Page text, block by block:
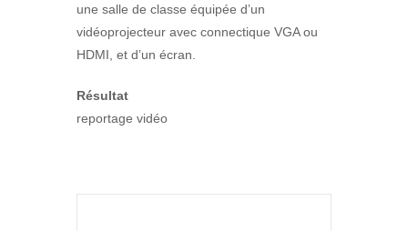
une salle de classe équipée d’un
vidéoprojecteur avec connectique VGA ou
HDMI, et d’un écran.
Résultat
reportage vidéo